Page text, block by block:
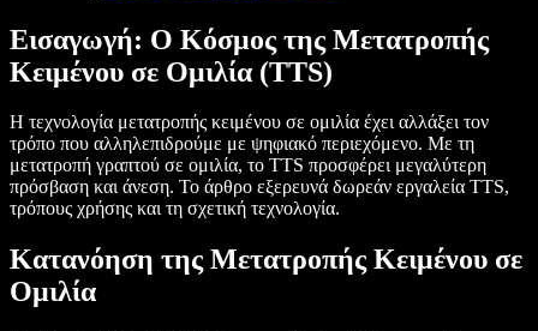
Εισαγωγή: Ο Κόσμος της Μετατροπής
Κειμένου σε Ομιλία (TTS)
Η τεχνολογία μετατροπής κειμένου σε ομιλία έχει αλλάξει τον
τρόπο που αλληλεπιδρούμε με ψηφιακό περιεχόμενο. Με τη
μετατροπή γραπτού σε ομιλία, το TTS προσφέρει μεγαλύτερη
πρόσβαση και άνεση. Το άρθρο εξερευνά δωρεάν εργαλεία TTS,
τρόπους χρήσης και τη σχετική τεχνολογία.
Κατανόηση της Μετατροπής Κειμένου σε
Ομιλία